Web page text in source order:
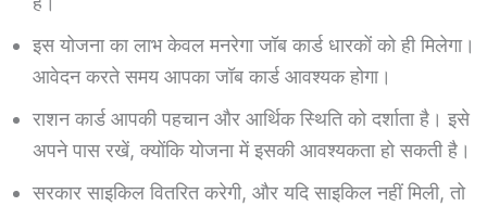
इस योजना का लाभ केवल मनरेगा जॉब कार्ड धारकों को ही मिलेगा।
आवेदन करते समय आपका जॉब कार्ड आवश्यक होगा।
राशन कार्ड आपकी पहचान और आर्थिक स्थिति को दर्शाता है। इसे
अपने पास रखें, क्योंकि योजना में इसकी आवश्यकता हो सकती है।
सरकार साइकिल वितरित करेगी, और यदि साइकिल नहीं मिली, तो